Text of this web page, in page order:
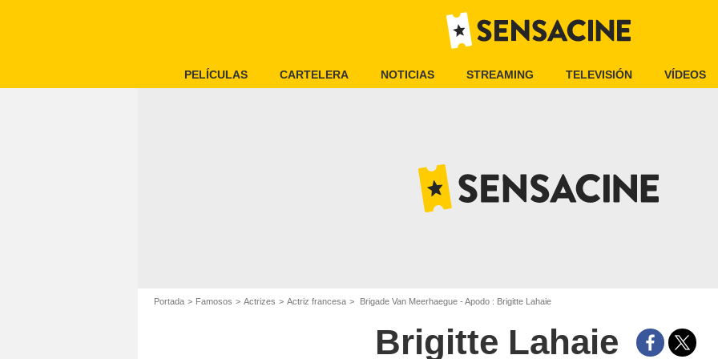
PELÍCULAS CARTELERA NOTICIAS STREAMING TELEVISIÓN VÍDEOS
Portada Famosos Actrizes Actriz francesa Brigade Van Meerhaegue - Apodo : Brigitte Lahaie
Brigitte Lahaie